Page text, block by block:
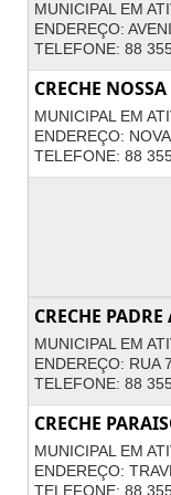
MUNICIPAL EM
ENDEREÇO:
TELEFONE: 88
CRECHE
MUNICIPAL EM
ENDEREÇO:
TELEFONE: 88
CRECHE
MUNICIPAL EM
ENDEREÇO: RUA
TELEFONE: 88
CRECHE
MUNICIPAL EM
ENDEREÇO:
TELEFONE: 88